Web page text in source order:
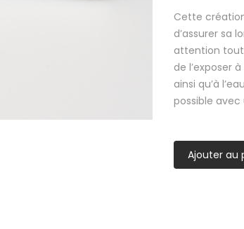
Cette
d’assurer sa
attention
de l’exposer
ainsi qu’à
possible
Ajouter au